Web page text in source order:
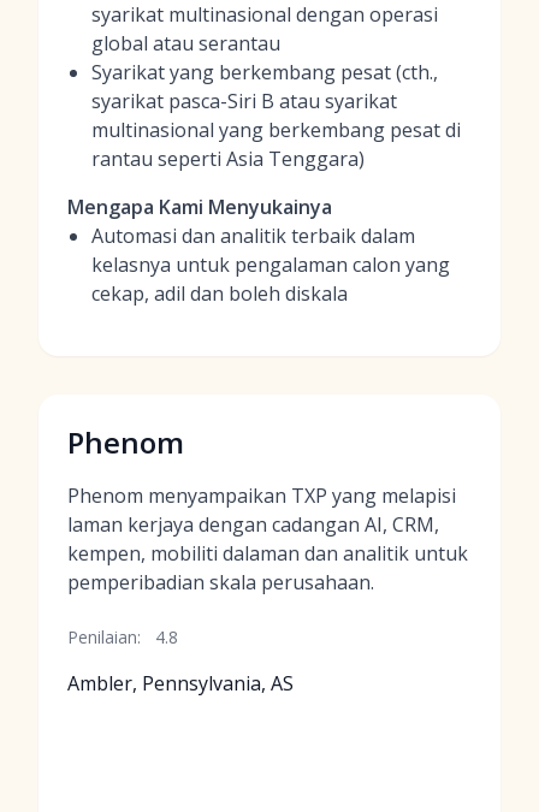
syarikat multinasional dengan operasi
global atau serantau
Syarikat yang berkembang pesat (cth.,
syarikat pasca-Siri B atau syarikat
multinasional yang berkembang pesat di
rantau seperti Asia Tenggara)
Mengapa Kami Menyukainya
Automasi dan analitik terbaik dalam
kelasnya untuk pengalaman calon yang
cekap, adil dan boleh diskala
Phenom
Phenom menyampaikan TXP yang melapisi
laman kerjaya dengan cadangan AI, CRM,
kempen, mobiliti dalaman dan analitik untuk
pemperibadian skala perusahaan.
Penilaian: 4.8
Ambler, Pennsylvania, AS